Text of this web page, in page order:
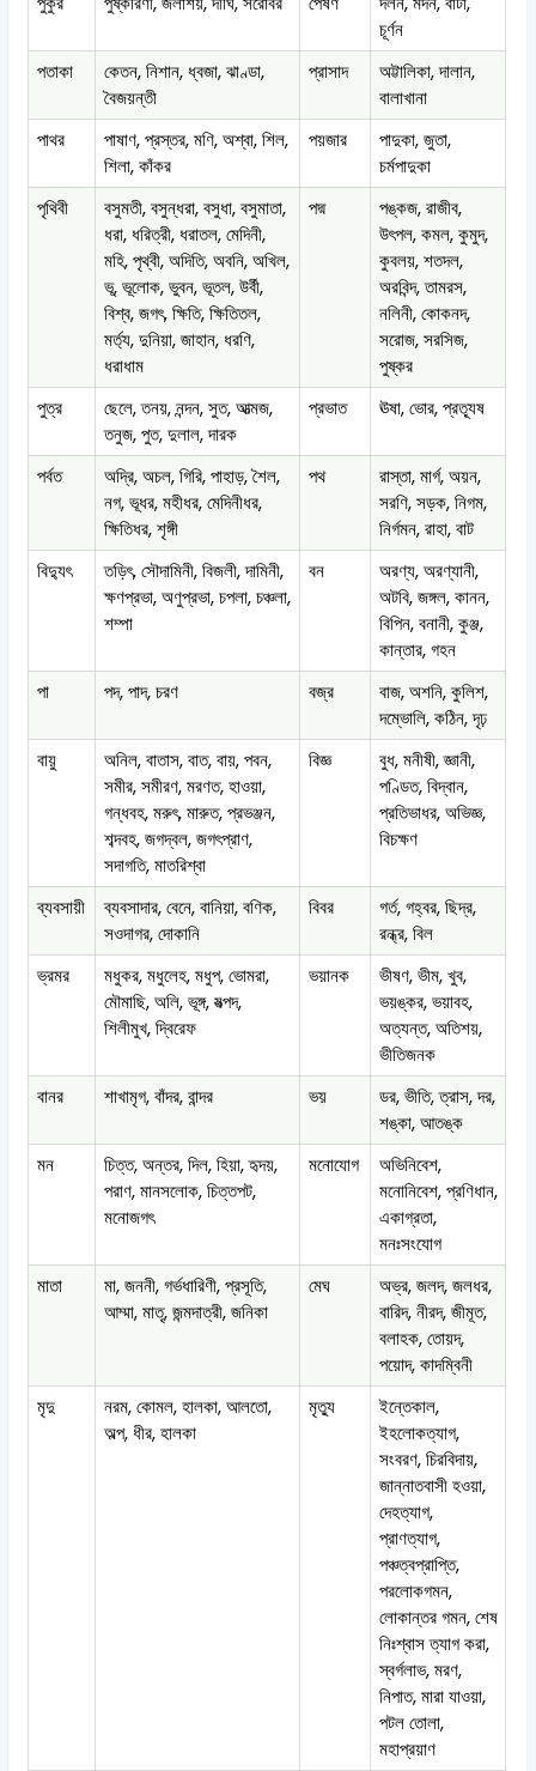
চূর্ণন
পতাকা
কেতন, নিশান, ধ্বজা, ঝাণ্ডা,
বৈজয়ন্তী
প্রাসাদ
অট্টালিকা, দালান,
বালাখানা
পাথর
পাষাণ, প্রস্তর, মণি, অশ্বা, শিল,
শিলা, কাঁকর
পয়জার
পাদুকা, জুতা,
চর্মপাদুকা
পৃথিবী
বসুমতী, বসুন্ধরা, বসুধা, বসুমাতা,
ধরা, ধরিত্রী, ধরাতল, মেদিনী,
মহি, পৃথ্বী, অদিতি, অবনি, অখিল,
ভূ, ভূলোক, ভুবন, ভূতল, উর্বী,
বিশ্ব, জগৎ, ক্ষিতি, ক্ষিতিতল,
মর্ত্য, দুনিয়া, জাহান, ধরণি,
ধরাধাম
পদ্ম
পঙ্কজ, রাজীব,
উৎপল, কমল, কুমুদ,
কুবলয়, শতদল,
অরবিন্দ, তামরস,
নলিনী, কোকনদ,
সরোজ, সরসিজ,
পুষ্কর
পুত্র
ছেলে, তনয়, নন্দন, সুত, আত্মজ,
তনুজ, পুত, দুলাল, দারক
প্রভাত ঊষা, ভোর, প্রত্যূষ
পর্বত
অদ্রি, অচল, গিরি, পাহাড়, শৈল,
নগ, ভূধর, মহীধর, মেদিনীধর,
ক্ষিতিধর, শৃঙ্গী
পথ
রাস্তা, মার্গ, অয়ন,
সরণি, সড়ক, নিগম,
নির্গমন, রাহা, বাট
বিদ্যুৎ
তড়িৎ, সৌদামিনী, বিজলী, দামিনী,
ক্ষণপ্রভা, অণুপ্রভা, চপলা, চঞ্চলা,
শম্পা
বন
অরণ্য, অরণ্যানী,
অটবি, জঙ্গল, কানন,
বিপিন, বনানী, কুঞ্জ,
কান্তার, গহন
পা
পদ, পাদ, চরণ বজ্র
বাজ, অশনি, কুলিশ,
দম্ভোলি, কঠিন, দৃঢ়
বায়ু
অনিল, বাতাস, বাত, বায়, পবন,
সমীর, সমীরণ, মরণত, হাওয়া,
গন্ধবহ, মরুৎ, মারুত, প্রভঞ্জন,
শব্দবহ, জগদ্বল, জগৎপ্রাণ,
সদাগতি, মাতরিশ্বা
বিজ্ঞ
বুধ, মনীষী, জ্ঞানী,
পণ্ডিত, বিদ্বান,
প্রতিভাধর, অভিজ্ঞ,
বিচক্ষণ
ব্যবসায়ী
ব্যবসাদার, বেনে, বানিয়া, বণিক,
সওদাগর, দোকানি
বিবর
গর্ত, গহ্বর, ছিদ্র,
রন্ধ্র, বিল
ভ্রমর
মধুকর, মধুলেহ, মধুপ, ভোমরা,
মৌমাছি, অলি, ভূঙ্গ, ষত্পদ,
শিলীমুখ, দ্বিরেফ
ভয়ানক
ভীষণ, ভীম, খুব,
ভয়ঙ্কর, ভয়াবহ,
অত্যন্ত, অতিশয়,
ভীতিজনক
বানর
শাখামৃগ, বাঁদর, বান্দর ভয়
ডর, ভীতি, ত্রাস, দর,
শঙ্কা, আতঙ্ক
মন
চিত্ত, অন্তর, দিল, হিয়া, হৃদয়,
পরাণ, মানসলোক, চিত্তপট,
মনোজগৎ
মনোযোগ
অভিনিবেশ,
মনোনিবেশ, প্রণিধান,
একাগ্রতা,
মনঃসংযোগ
মাতা
মা, জননী, গর্ভধারিণী, প্রসূতি,
আম্মা, মাতৃ, জন্মদাত্রী, জনিকা
মেঘ
অভ্র, জলদ, জলধর,
বারিদ, নীরদ, জীমূত,
বলাহক, তোয়দ,
পয়োদ, কাদম্বিনী
মৃদু
নরম, কোমল, হালকা, আলতো,
অল্প, ধীর, হালকা
মৃত্যু
ইন্তেকাল,
ইহলোকত্যাগ,
সংবরণ, চিরবিদায়,
জান্নাতবাসী হওয়া,
দেহত্যাগ,
প্রাণত্যাগ,
পঞ্চত্বপ্রাপ্তি,
পরলোকগমন,
লোকান্তর গমন, শেষ
নিঃশ্বাস ত্যাগ করা,
স্বর্গলাভ, মরণ,
নিপাত, মারা যাওয়া,
পটল তোলা,
মহাপ্রয়াণ